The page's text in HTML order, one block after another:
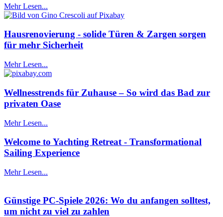
Mehr Lesen...
Hausrenovierung - solide Türen & Zargen sorgen
für mehr Sicherheit
Mehr Lesen...
Wellnesstrends für Zuhause – So wird das Bad zur
privaten Oase
Mehr Lesen...
Welcome to Yachting Retreat - Transformational
Sailing Experience
Mehr Lesen...
Günstige PC-Spiele 2026: Wo du anfangen solltest,
um nicht zu viel zu zahlen